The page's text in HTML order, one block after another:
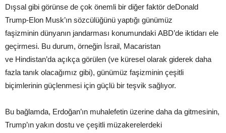
Dışsal gibi görünse de çok önemli bir diğer faktör deDonald
Trump-Elon Musk’ın sözcülüğünü yaptığı günümüz
faşizminin dünyanın jandarması konumundaki ABD’de iktidarı ele
geçirmesi. Bu durum, örneğin İsrail, Macaristan
ve Hindistan’da açıkça görülen (ve küresel olarak giderek daha
fazla tanık olacağımız gibi), günümüz faşizminin çeşitli
biçimlerinin güçlenmesi için güçlü bir teşvik sağlıyor.
Bu bağlamda, Erdoğan’ın muhalefetin üzerine daha da gitmesinin,
Trump’ın yakın dostu ve çeşitli müzakerelerdeki